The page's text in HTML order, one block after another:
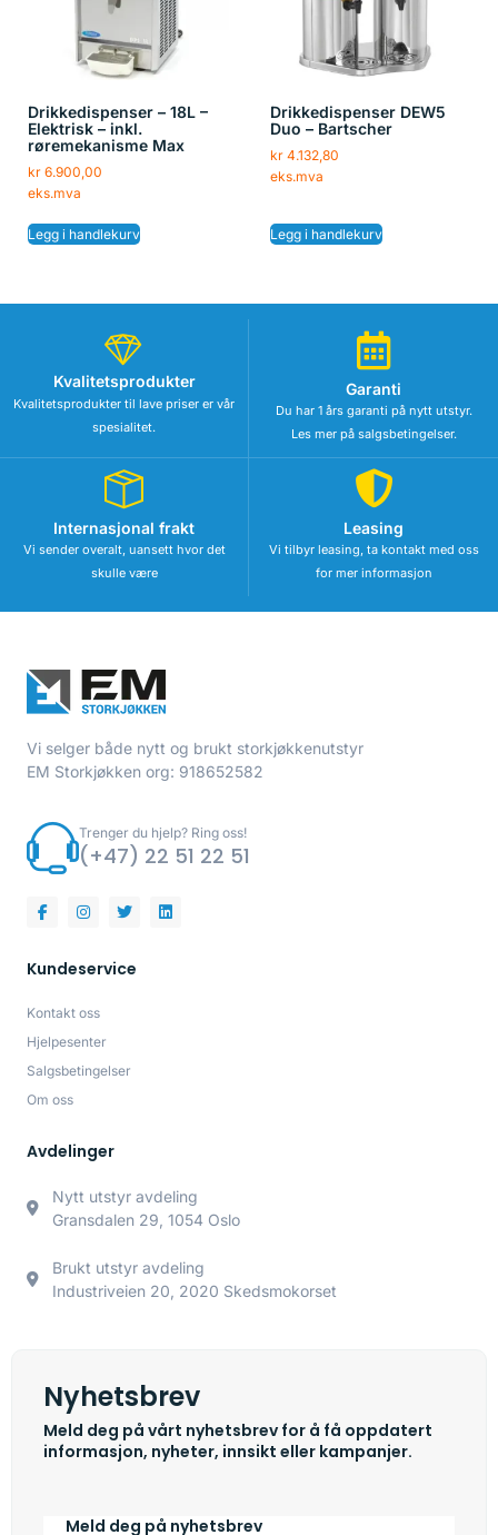
Drikkedispenser – 18L –
Elektrisk – inkl.
røremekanisme Max
kr 6.900,00
eks.mva
Legg i handlekurv
Drikkedispenser DEW5
Duo – Bartscher
kr4.132,80
eks.mva
Legg i handlekurv
Kvalitetsprodukter
Kvalitetsprodukter til lave priser er vår
spesialitet.
Garanti
Du har 1 års garanti på nytt utstyr.
Les mer på salgsbetingelser.
Internasjonal frakt
Vi sender overalt, uansett hvor det
skulle være
Leasing
Vi tilbyr leasing, ta kontakt med oss
for mer informasjon
Vi selger både nytt og brukt storkjøkkenutstyr
EM Storkjøkken org: 918652582
Trenger du hjelp? Ring oss!
(+47) 22 51 22 51
Kundeservice
Kontakt oss
Hjelpesenter
Salgsbetingelser
Om oss
Avdelinger
Nytt utstyr avdeling
Gransdalen 29, 1054 Oslo
Brukt utstyr avdeling
Industriveien 20, 2020 Skedsmokorset
Nyhetsbrev
Meld deg på vårt nyhetsbrev for å få oppdatert
informasjon, nyheter, innsikt eller kampanjer.
Meld deg på nyhetsbrev